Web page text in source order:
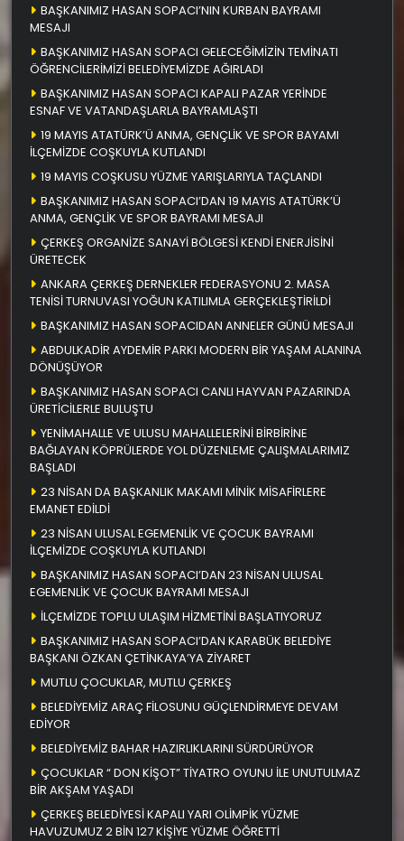
BAŞKANIMIZ HASAN SOPACI’NIN KURBAN BAYRAMI
MESAJI
BAŞKANIMIZ HASAN SOPACI GELECEĞİMİZİN TEMİNATI
ÖĞRENCİLERİMİZİ BELEDİYEMİZDE AĞIRLADI
BAŞKANIMIZ HASAN SOPACI KAPALI PAZAR YERİNDE
ESNAF VE VATANDAŞLARLA BAYRAMLAŞTI
19 MAYIS ATATÜRK’Ü ANMA, GENÇLİK VE SPOR BAYAMI
İLÇEMİZDE COŞKUYLA KUTLANDI
19 MAYIS COŞKUSU YÜZME YARIŞLARIYLA TAÇLANDI
BAŞKANIMIZ HASAN SOPACI’DAN 19 MAYIS ATATÜRK’Ü
ANMA, GENÇLİK VE SPOR BAYRAMI MESAJI
ÇERKEŞ ORGANİZE SANAYİ BÖLGESİ KENDİ ENERJİSİNİ
ÜRETECEK
ANKARA ÇERKEŞ DERNEKLER FEDERASYONU 2. MASA
TENİSİ TURNUVASI YOĞUN KATILIMLA GERÇEKLEŞTİRİLDİ
BAŞKANIMIZ HASAN SOPACIDAN ANNELER GÜNÜ MESAJI
ABDULKADİR AYDEMİR PARKI MODERN BİR YAŞAM ALANINA
DÖNÜŞÜYOR
BAŞKANIMIZ HASAN SOPACI CANLI HAYVAN PAZARINDA
ÜRETİCİLERLE BULUŞTU
YENİMAHALLE VE ULUSU MAHALLELERİNİ BİRBİRİNE
BAĞLAYAN KÖPRÜLERDE YOL DÜZENLEME ÇALIŞMALARIMIZ
BAŞLADI
23 NİSAN DA BAŞKANLIK MAKAMI MİNİK MİSAFİRLERE
EMANET EDİLDİ
23 NİSAN ULUSAL EGEMENLİK VE ÇOCUK BAYRAMI
İLÇEMİZDE COŞKUYLA KUTLANDI
BAŞKANIMIZ HASAN SOPACI’DAN 23 NİSAN ULUSAL
EGEMENLİK VE ÇOCUK BAYRAMI MESAJI
İLÇEMİZDE TOPLU ULAŞIM HİZMETİNİ BAŞLATIYORUZ
BAŞKANIMIZ HASAN SOPACI’DAN KARABÜK BELEDİYE
BAŞKANI ÖZKAN ÇETİNKAYA’YA ZİYARET
MUTLU ÇOCUKLAR, MUTLU ÇERKEŞ
BELEDİYEMİZ ARAÇ FİLOSUNU GÜÇLENDİRMEYE DEVAM
EDİYOR
BELEDİYEMİZ BAHAR HAZIRLIKLARINI SÜRDÜRÜYOR
ÇOCUKLAR “ DON KİŞOT” TİYATRO OYUNU İLE UNUTULMAZ
BİR AKŞAM YAŞADI
ÇERKEŞ BELEDİYESİ KAPALI YARI OLİMPİK YÜZME
HAVUZUMUZ 2 BİN 127 KİŞİYE YÜZME ÖĞRETTİ